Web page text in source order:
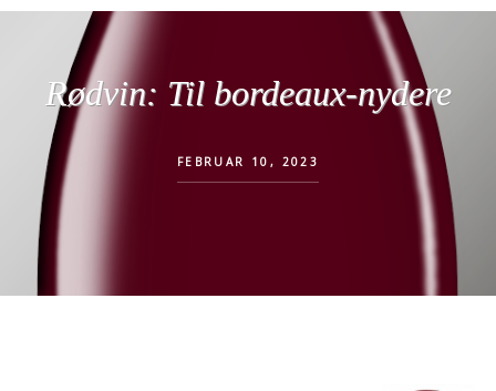
Rødvin: Til bordeaux-nydere
FEBRUAR 10, 2023